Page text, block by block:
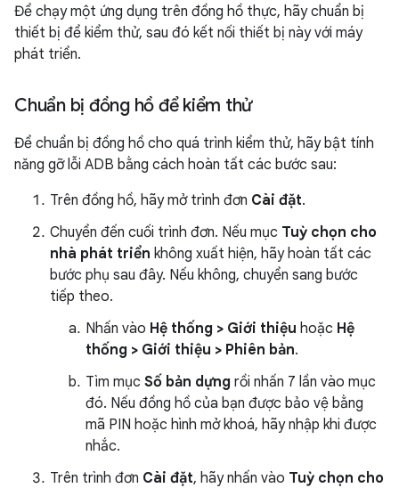
Để chạy một ứng dụng trên đồng hồ thực, hãy chuẩn bị
thiết bị để kiểm thử, sau đó kết nối thiết bị này với máy
phát triển.
Chuẩn bị đồng hồ để kiểm thử
Để chuẩn bị đồng hồ cho quá trình kiểm thử, hãy bật tính
năng gỡ lỗi ADB bằng cách hoàn tất các bước sau:
Trên đồng hồ, hãy mở trình đơn Cài đặt.
Chuyển đến cuối trình đơn. Nếu mục Tuỳ chọn cho
nhà phát triển không xuất hiện, hãy hoàn tất các
bước phụ sau đây. Nếu không, chuyển sang bước
tiếp theo.
Nhấn vào Hệ thống > Giới thiệu hoặc Hệ
thống > Giới thiệu > Phiên bản.
Tìm mục Số bản dựng rồi nhấn 7 lần vào mục
đó. Nếu đồng hồ của bạn được bảo vệ bằng
mã PIN hoặc hình mở khoá, hãy nhập khi được
nhắc.
Trên trình đơn Cài đặt, hãy nhấn vào Tuỳ chọn cho